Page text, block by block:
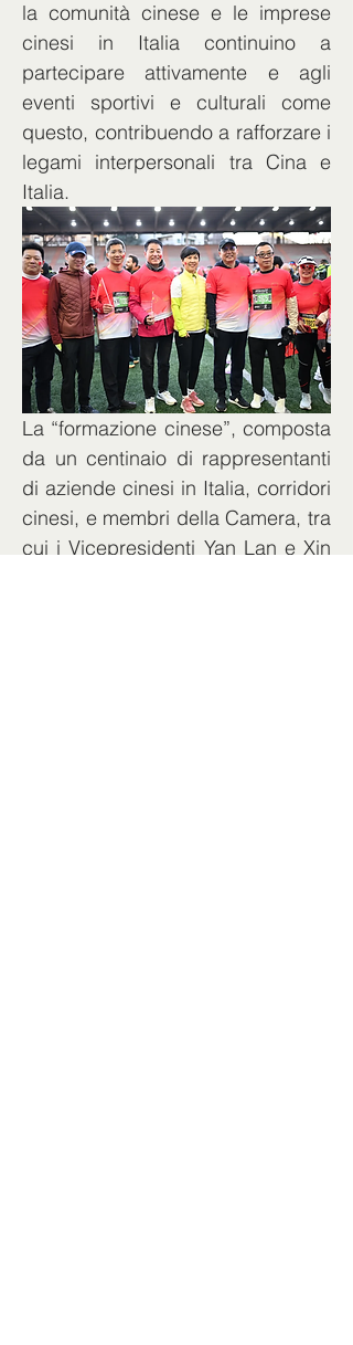
la comunità cinese e le imprese
cinesi in Italia continuino a
partecipare attivamente e agli
eventi sportivi e culturali come
questo, contribuendo a rafforzare i
legami interpersonali tra Cina e
Italia.
La “formazione cinese”, composta
da un centinaio di rappresentanti
di aziende cinesi in Italia, corridori
cinesi, e membri della Camera, tra
cui i Vicepresidenti Yan Lan e Xin